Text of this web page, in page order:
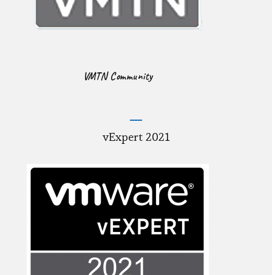
VMTN Community
vExpert 2021